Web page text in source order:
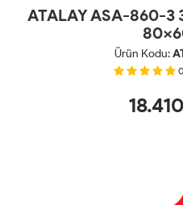
ATALAY ASA-860-3
Ürün Kodu:
0